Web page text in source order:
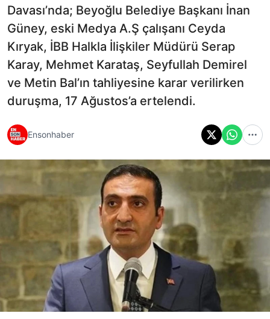
Davası’nda; Beyoğlu Belediye Başkanı İnan
Güney, eski Medya A.Ş çalışanı Ceyda
Kıryak, İBB Halkla İlişkiler Müdürü Serap
Karay, Mehmet Karataş, Seyfullah Demirel
ve Metin Bal’ın tahliyesine karar verilirken
duruşma, 17 Ağustos’a ertelendi.
Ensonhaber